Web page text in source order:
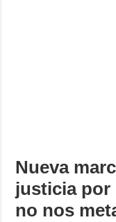
Nueva
justicia por
no nos